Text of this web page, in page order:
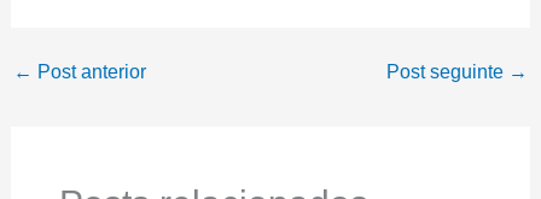
← Post anterior Post seguinte →